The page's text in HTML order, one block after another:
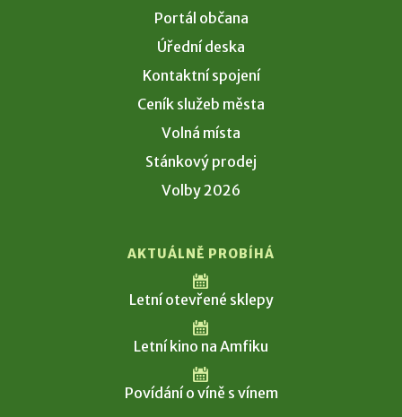
Portál občana
Úřední deska
Kontaktní spojení
Ceník služeb města
Volná místa
Stánkový prodej
Volby 2026
AKTUÁLNĚ PROBÍHÁ
Letní otevřené sklepy
Letní kino na Amfiku
Povídání o víně s vínem